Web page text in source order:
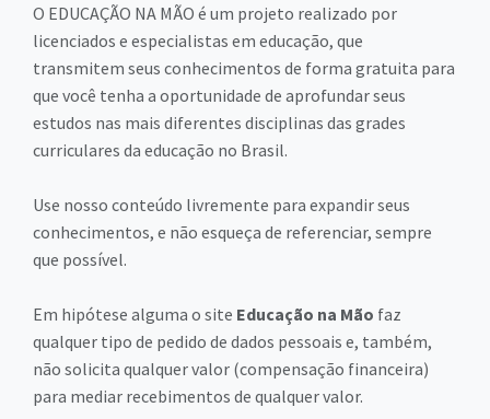
O EDUCAÇÃO NA MÃO é um projeto realizado por
licenciados e especialistas em educação, que
transmitem seus conhecimentos de forma gratuita para
que você tenha a oportunidade de aprofundar seus
estudos nas mais diferentes disciplinas das grades
curriculares da educação no Brasil.
Use nosso conteúdo livremente para expandir seus
conhecimentos, e não esqueça de referenciar, sempre
que possível.
Em hipótese alguma o site Educação na Mão faz
qualquer tipo de pedido de dados pessoais e, também,
não solicita qualquer valor (compensação financeira)
para mediar recebimentos de qualquer valor.